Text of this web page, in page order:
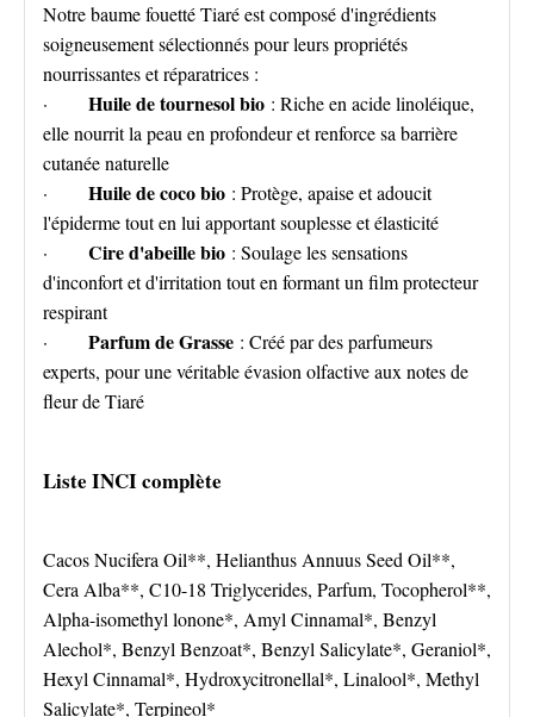
Notre baume fouetté Tiaré est composé d'ingrédients
soigneusement sélectionnés pour leurs propriétés
nourrissantes et réparatrices :
· Huile de tournesol bio : Riche en acide linoléique,
elle nourrit la peau en profondeur et renforce sa barrière
cutanée naturelle
· Huile de coco bio : Protège, apaise et adoucit
l'épiderme tout en lui apportant souplesse et élasticité
· Cire d'abeille bio : Soulage les sensations
d'inconfort et d'irritation tout en formant un film protecteur
respirant
·
Parfum de Grasse : Créé par des parfumeurs
experts, pour une véritable évasion olfactive aux notes de
fleur de Tiaré
Liste INCI complète
Cacos Nucifera Oil**, Helianthus Annuus Seed Oil**,
Cera Alba**, C10-18 Triglycerides, Parfum, Tocopherol**,
Alpha-isomethyl lonone*, Amyl Cinnamal*, Benzyl
Alechol*, Benzyl Benzoat*, Benzyl Salicylate*, Geraniol*,
Hexyl Cinnamal*, Hydroxycitronellal*, Linalool*, Methyl
Salicylate*, Terpineol*